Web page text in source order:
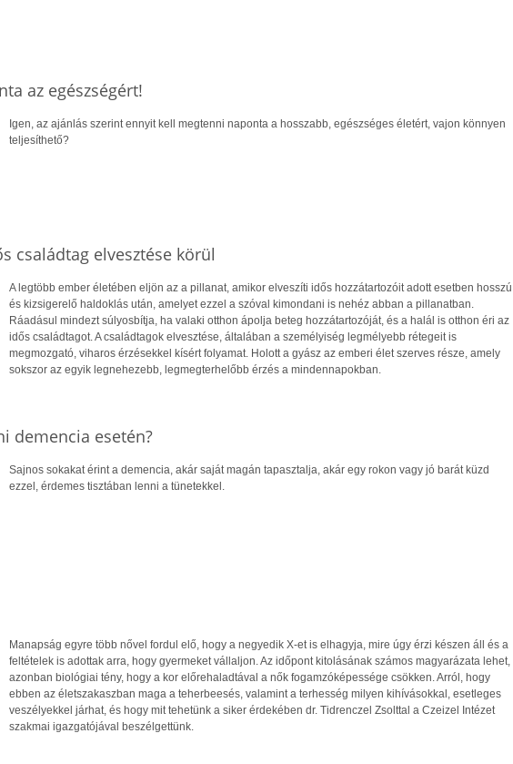
az egészségért!
Igen, az ajánlás szerint ennyit kell megtenni naponta a hosszabb, egészséges életért, vajon könnyen
teljesíthető?
családtag elvesztése körül
A legtöbb ember életében eljön az a pillanat, amikor elveszíti idős hozzátartozóit adott esetben hosszú
és kizsigerelő haldoklás után, amelyet ezzel a szóval kimondani is nehéz abban a pillanatban.
Ráadásul mindezt súlyosbítja, ha valaki otthon ápolja beteg hozzátartozóját, és a halál is otthon éri az
idős családtagot. A családtagok elvesztése, általában a személyiség legmélyebb rétegeit is
megmozgató, viharos érzésekkel kísért folyamat. Holott a gyász az emberi élet szerves része, amely
sokszor az egyik legnehezebb, legmegterhelőbb érzés a mindennapokban.
demencia esetén?
Sajnos sokakat érint a demencia, akár saját magán tapasztalja, akár egy rokon vagy jó barát küzd
ezzel, érdemes tisztában lenni a tünetekkel.
Manapság egyre több nővel fordul elő, hogy a negyedik X-et is elhagyja, mire úgy érzi készen áll és a
feltételek is adottak arra, hogy gyermeket vállaljon. Az időpont kitolásának számos magyarázata lehet,
azonban biológiai tény, hogy a kor előrehaladtával a nők fogamzóképessége csökken. Arról, hogy
ebben az életszakaszban maga a teherbeesés, valamint a terhesség milyen kihívásokkal, esetleges
veszélyekkel járhat, és hogy mit tehetünk a siker érdekében dr. Tidrenczel Zsolttal a Czeizel Intézet
szakmai igazgatójával beszélgettünk.